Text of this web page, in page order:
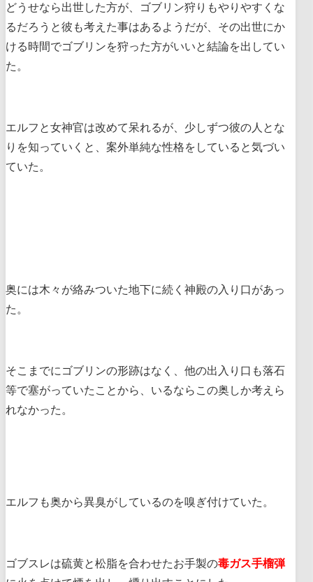
どうせなら出世した方が、ゴブリン狩りもやりやすくな
るだろうと彼も考えた事はあるようだが、その出世にか
ける時間でゴブリンを狩った方がいいと結論を出してい
た。
エルフと女神官は改めて呆れるが、少しずつ彼の人とな
りを知っていくと、案外単純な性格をしていると気づい
ていた。
奥には木々が絡みついた地下に続く神殿の入り口があっ
た。
そこまでにゴブリンの形跡はなく、他の出入り口も落石
等で塞がっていたことから、いるならこの奥しか考えら
れなかった。
エルフも奥から異臭がしているのを嗅ぎ付けていた。
ゴブスレは硫黄と松脂を合わせたお手製の毒ガス手榴弾